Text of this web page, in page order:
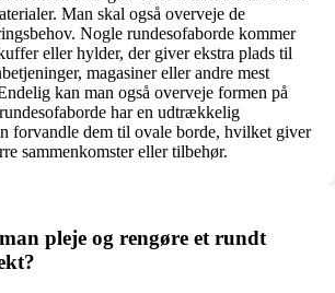
Man skal også overveje de
Nogle rundesofaborde kommer
eller hylder, der giver ekstra plads til
magasiner eller andre mest
kan man også overveje formen på
har en udtrækkelig
forvandle dem til ovale borde, hvilket giver
sammenkomster eller tilbehør.
pleje og rengøre et rundt